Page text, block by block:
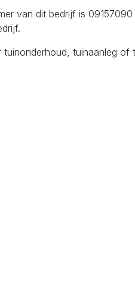
van dit bedrijf is
tuinaanleg of